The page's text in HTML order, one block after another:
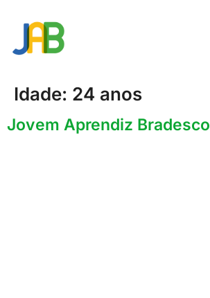
Idade: 24 anos
Jovem Aprendiz Bradesco